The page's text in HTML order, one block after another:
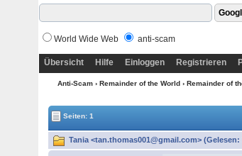
World Wide Web anti-scam
Übersicht Hilfe Einloggen Registrieren
Anti-Scam › Remainder of the World › Remainder of
Seiten: 1
Tania <tan.thomas001@gmail.com> (Gelesen: